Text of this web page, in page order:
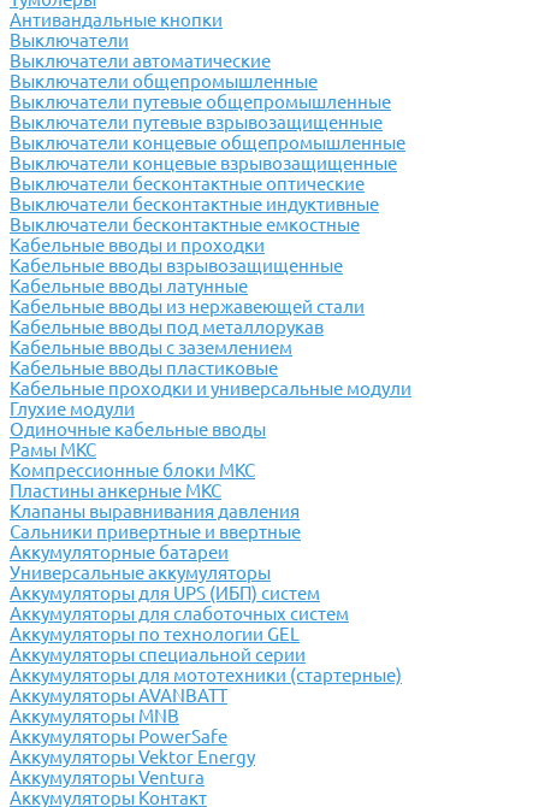
Антивандальные кнопки
Выключатели
Выключатели автоматические
Выключатели общепромышленные
Выключатели путевые общепромышленные
Выключатели путевые взрывозащищенные
Выключатели концевые общепромышленные
Выключатели концевые взрывозащищенные
Выключатели бесконтактные оптические
Выключатели бесконтактные индуктивные
Выключатели бесконтактные емкостные
Кабельные вводы и проходки
Кабельные вводы взрывозащищенные
Кабельные вводы латунные
Кабельные вводы из нержавеющей стали
Кабельные вводы под металлорукав
Кабельные вводы с заземлением
Кабельные вводы пластиковые
Кабельные проходки и универсальные модули
Глухие модули
Одиночные кабельные вводы
Рамы МКС
Компрессионные блоки МКС
Пластины анкерные МКС
Клапаны выравнивания давления
Сальники привертные и ввертные
Аккумуляторные батареи
Универсальные аккумуляторы
Аккумуляторы для UPS (ИБП) систем
Аккумуляторы для слаботочных систем
Аккумуляторы по технологии GEL
Аккумуляторы специальной серии
Аккумуляторы для мототехники (стартерные)
Аккумуляторы AVANBATT
Аккумуляторы MNB
Аккумуляторы PowerSafe
Аккумуляторы Vektor Energy
Аккумуляторы Ventura
Аккумуляторы Контакт